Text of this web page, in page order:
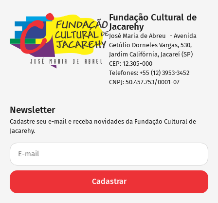
Fundação Cultural de
Jacarehy
José Maria de Abreu - Avenida
Getúlio Dorneles Vargas, 530,
Jardim Califórnia, Jacareí (SP)
CEP: 12.305-000
Telefones: +55 (12) 3953-3452
CNPJ: 50.457.753/0001-07
Newsletter
Cadastre seu e-mail e receba novidades da Fundação Cultural de
Jacarehy.
Cadastrar